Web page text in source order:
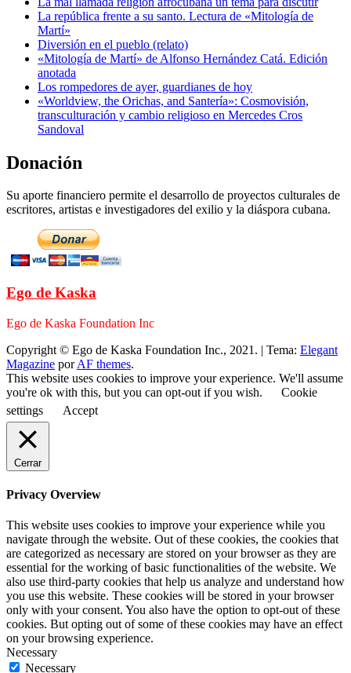
La república frente a su santo. Lectura de «Mitología de
Martí»
Diversión en el pueblo (relato)
«Mitología de Martí» de Alfonso Hernández Catá. Edición
anotada
Los rompedores de ayer, guardianes de hoy
«Worldview, the Orichas, and Santería»: Cosmovisión,
transculturación y cambio religioso en Mercedes Cros
Sandoval
Donación
Su aporte financiero permite el desarrollo de proyectos culturales de
escritores, artistas e investigadores del exilio y la diáspora cubana.
Ego de Kaska
Ego de Kaska Foundation Inc
Copyright © Ego de Kaska Foundation Inc., 2021. | Tema: Elegant
Magazine porAF themes.
This website uses cookies to improve your experience. We'll assume
you're ok with this, but you can opt-out if you wish.
Cookie
settings
Accept
Cerrar
Privacy Overview
This website uses cookies to improve your experience while you
navigate through the website. Out of these cookies, the cookies that
are categorized as necessary are stored on your browser as they are
essential for the working of basic functionalities of the website. We
also use third-party cookies that help us analyze and understand how
you use this website. These cookies will be stored in your browser
only with your consent. You also have the option to opt-out of these
cookies. But opting out of some of these cookies may have an effect
on your browsing experience.
Necessary
Necessary